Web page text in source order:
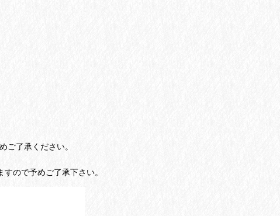
了承ください。
ので予めご了承下さい。